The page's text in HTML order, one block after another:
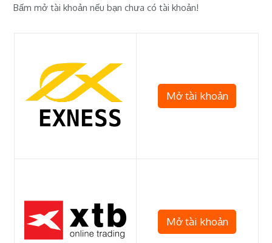
Bấm mở tài khoản nếu bạn chưa có tài khoản!
Mở tài khoản
Mở tài khoản